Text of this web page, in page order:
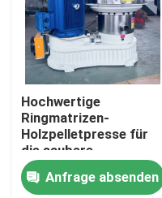
VR Show
Über uns
Fabrik Tour
Qualitätskontrolle
Hochwertige
Ringmatrizen-
Holzpelletpresse für
die saubere
Energieerzeugung
Anfrage absenden